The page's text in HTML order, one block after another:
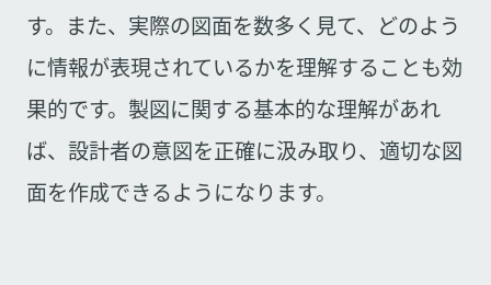
す。また、実際の図面を数多く見て、どのよう
に情報が表現されているかを理解することも効
果的です。製図に関する基本的な理解があれ
ば、設計者の意図を正確に汲み取り、適切な図
面を作成できるようになります。